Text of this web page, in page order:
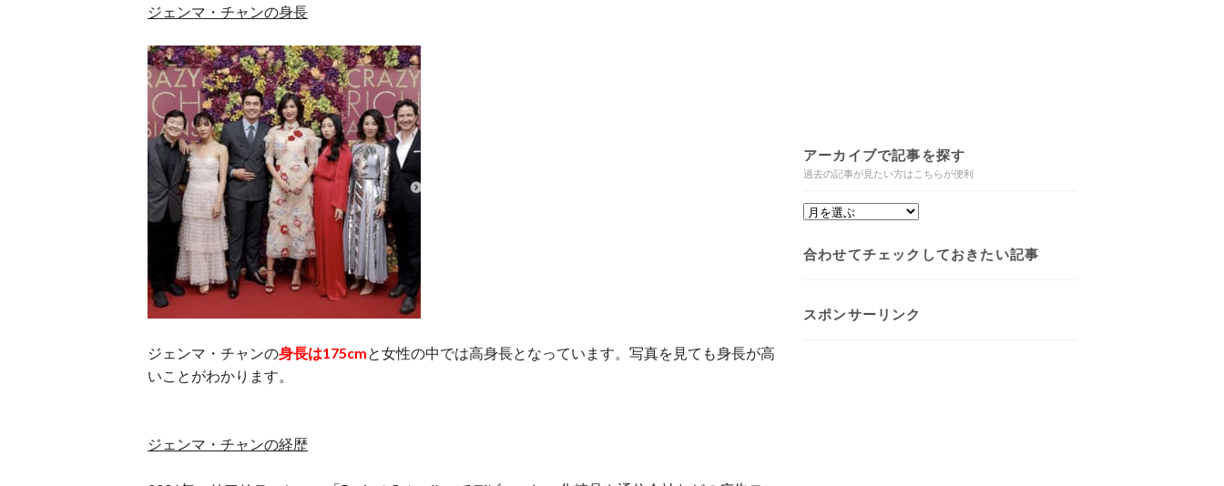
ジェンマ・チャンの身長
ジェンマ・チャンの身長は175cmと女性の中では高身長となっています。写真を見ても身長が高
いことがわかります。
ジェンマ・チャンの経歴
アーカイブで記事を探す
過去の記事が見たい方はこちらが便利
合わせてチェックしておきたい記事
スポンサーリンク